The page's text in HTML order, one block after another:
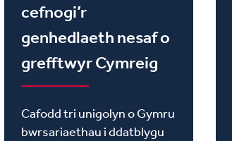
cefnogi’r
genhedlaeth nesaf o
grefftwyr Cymreig
Cafodd tri unigolyn o Gymru
bwrsariaethau i ddatblygu